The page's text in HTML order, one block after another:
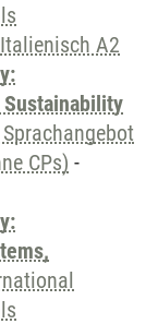
Italienisch A2
CPs) -